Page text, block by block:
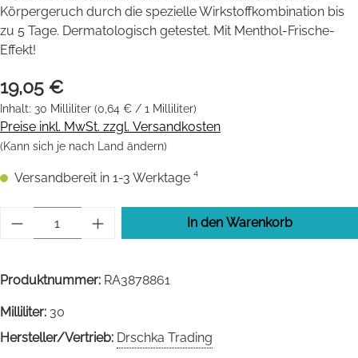
Körpergeruch durch die spezielle Wirkstoffkombination bis
zu 5 Tage. Dermatologisch getestet. Mit Menthol-Frische-
Effekt!
19,05 €
Inhalt: 30 Milliliter (0,64 € / 1 Milliliter)
Preise inkl. MwSt. zzgl. Versandkosten
(Kann sich je nach Land ändern)
Versandbereit in 1-3 Werktage ⁴
Produkt Anzahl: Gib den gewünschten
In den Warenkorb
Produktnummer: RA3878861
Milliliter: 30
Hersteller/Vertrieb: Drschka Trading